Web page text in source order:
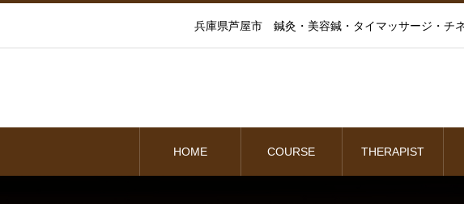
兵庫県芦屋市 鍼灸・美容鍼・タイマッサージ・チ
HOME COURSE THERAPIST